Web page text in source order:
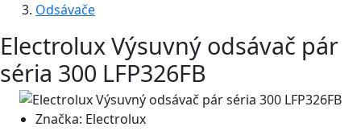
Odsávače
Electrolux Výsuvný odsávač pár
séria 300 LFP326FB
Značka: Electrolux